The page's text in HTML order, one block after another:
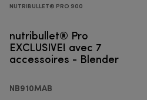
NUTRIBULLET® PRO 900
nutribullet® Pro
EXCLUSIVE! avec 7
accessoires - Blender
NB910MAB